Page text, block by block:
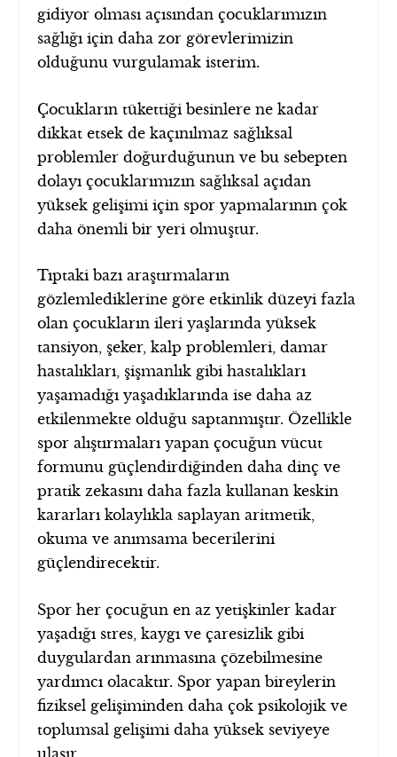
gidiyor olması açısından çocuklarımızın
sağlığı için daha zor görevlerimizin
olduğunu vurgulamak isterim.
Çocukların tükettiği besinlere ne kadar
dikkat etsek de kaçınılmaz sağlıksal
problemler doğurduğunun ve bu sebepten
dolayı çocuklarımızın sağlıksal açıdan
yüksek gelişimi için spor yapmalarının çok
daha önemli bir yeri olmuştur.
Tıptaki bazı araştırmaların
gözlemlediklerine göre etkinlik düzeyi fazla
olan çocukların ileri yaşlarında yüksek
tansiyon, şeker, kalp problemleri, damar
hastalıkları, şişmanlık gibi hastalıkları
yaşamadığı yaşadıklarında ise daha az
etkilenmekte olduğu saptanmıştır. Özellikle
spor alıştırmaları yapan çocuğun vücut
formunu güçlendirdiğinden daha dinç ve
pratik zekasını daha fazla kullanan keskin
kararları kolaylıkla saplayan aritmetik,
okuma ve anımsama becerilerini
güçlendirecektir.
Spor her çocuğun en az yetişkinler kadar
yaşadığı stres, kaygı ve çaresizlik gibi
duygulardan arınmasına çözebilmesine
yardımcı olacaktır. Spor yapan bireylerin
fiziksel gelişiminden daha çok psikolojik ve
toplumsal gelişimi daha yüksek seviyeye
ulaşır.